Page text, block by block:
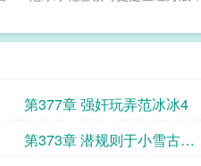
第377章 强奸玩弄范冰冰4
第373章 潜规则于小雪古力